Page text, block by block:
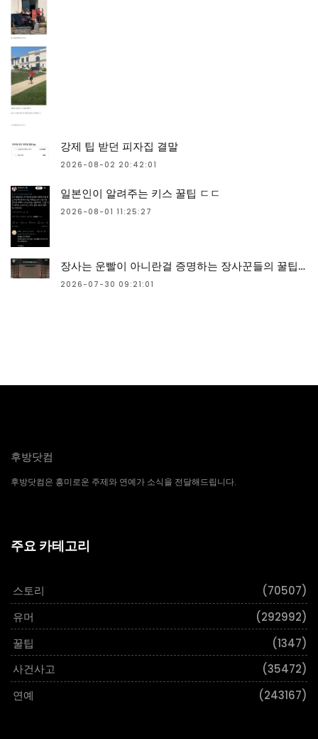
강제 팁 받던 피자집 결말
2026-08-02 20:42:01
일본인이 알려주는 키스 꿀팁 ㄷㄷ
2026-08-01 11:25:27
장사는 운빨이 아니란걸 증명하는 장사꾼들의 꿀팁과 임기응변 수준 ㄷㄷ
2026-07-30 09:21:01
후방닷컴
후방닷컴은 흥미로운 주제와 연예가 소식을 전달해드립니다.
주요 카테고리
스토리
(70507)
유머
(292992)
꿀팁
(1347)
사건사고
(35472)
연예
(243167)